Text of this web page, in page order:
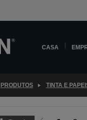
CASA
PRODUTOS TINTA E